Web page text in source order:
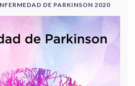
DE PARKINSON 2020